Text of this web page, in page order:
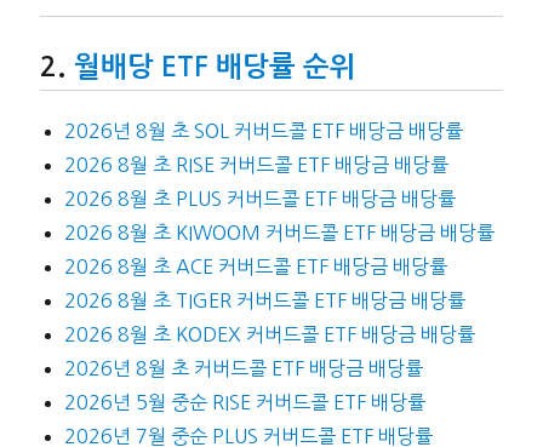
월배당 ETF 배당률 순위
2026년 8월 초 SOL 커버드콜 ETF 배당금 배당률
2026 8월 초 RISE 커버드콜 ETF 배당금 배당률
2026 8월 초 PLUS 커버드콜 ETF 배당금 배당률
2026 8월 초 KIWOOM 커버드콜 ETF 배당금 배당률
2026 8월 초 ACE 커버드콜 ETF 배당금 배당률
2026 8월 초 TIGER 커버드콜 ETF 배당금 배당률
2026 8월 초 KODEX 커버드콜 ETF 배당금 배당률
2026년 8월 초 커버드콜 ETF 배당금 배당률
2026년 5월 중순 RISE 커버드콜 ETF 배당률
2026년 7월 중순 PLUS 커버드콜 ETF 배당률